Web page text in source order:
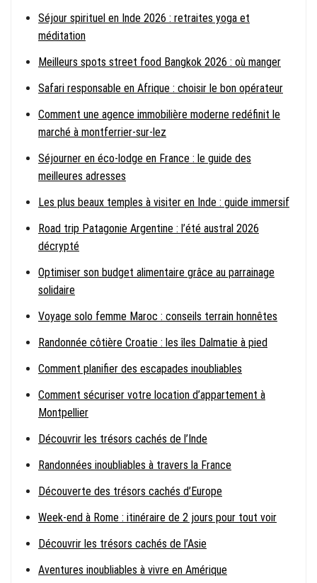
Séjour spirituel en Inde 2026 : retraites yoga et
méditation
Meilleurs spots street food Bangkok 2026 : où manger
Safari responsable en Afrique : choisir le bon opérateur
Comment une agence immobilière moderne redéfinit le
marché à montferrier-sur-lez
Séjourner en éco-lodge en France : le guide des
meilleures adresses
Les plus beaux temples à visiter en Inde : guide immersif
Road trip Patagonie Argentine : l’été austral 2026
décrypté
Optimiser son budget alimentaire grâce au parrainage
solidaire
Voyage solo femme Maroc : conseils terrain honnêtes
Randonnée côtière Croatie : les îles Dalmatie à pied
Comment planifier des escapades inoubliables
Comment sécuriser votre location d’appartement à
Montpellier
Découvrir les trésors cachés de l’Inde
Randonnées inoubliables à travers la France
Découverte des trésors cachés d’Europe
Week-end à Rome : itinéraire de 2 jours pour tout voir
Découvrir les trésors cachés de l’Asie
Aventures inoubliables à vivre en Amérique